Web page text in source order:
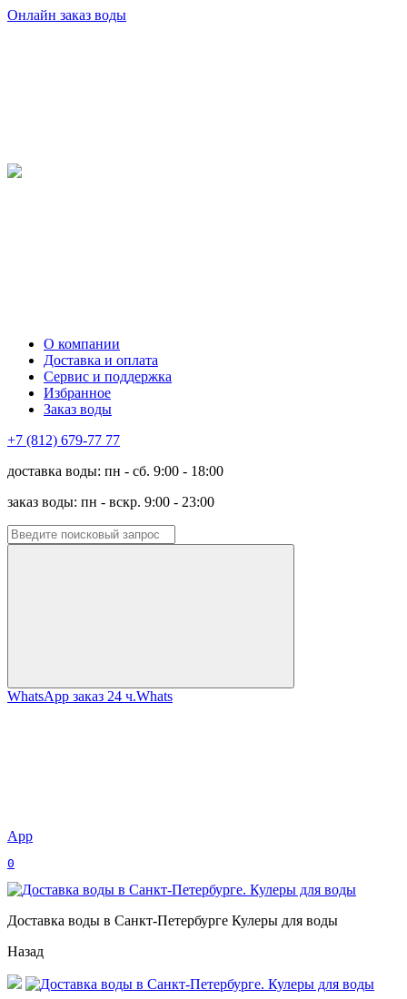
Онлайн заказ воды
О компании
Доставка и оплата
Сервис и поддержка
Избранное
Заказ воды
+7 (812) 679-77 77
доставка воды: пн - сб. 9:00 - 18:00
заказ воды: пн - вскр. 9:00 - 23:00
WhatsApp заказ 24 ч.Whats
App
0
Доставка воды в Санкт-Петербурге Кулеры для воды
Назад